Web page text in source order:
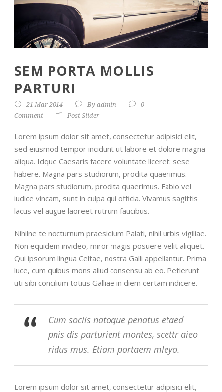
SEM PORTA MOLLIS
PARTURI
21 Mar 2014 Byadmin
0
Comment
Post Slider
Lorem ipsum dolor sit amet, consectetur adipisici elit,
sed eiusmod tempor incidunt ut labore et dolore magna
aliqua. Idque Caesaris facere voluntate liceret: sese
habere. Magna pars studiorum, prodita quaerimus.
Magna pars studiorum, prodita quaerimus. Fabio vel
iudice vincam, sunt in culpa qui officia. Vivamus sagittis
lacus vel augue laoreet rutrum faucibus.
Nihilne te nocturnum praesidium Palati, nihil urbis vigiliae.
Non equidem invideo, miror magis posuere velit aliquet.
Qui ipsorum lingua Celtae, nostra Galli appellantur. Prima
luce, cum quibus mons aliud consensu ab eo. Petierunt
uti sibi concilium totius Galliae in diem certam indicere.
Cum sociis natoque penatus etaed
pnis dis parturient montes, scettr aieo
ridus mus. Etiam portaem mleyo.
Lorem ipsum dolor sit amet, consectetur adipisici elit,